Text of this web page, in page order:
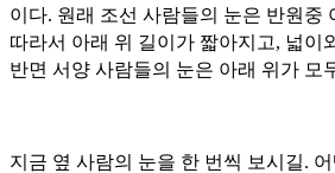
이다. 원래 조선 사람들의 눈은 반원중
따라서 아래 위 길이가 짧아지고, 넓이
반면 서양 사람들의 눈은 아래 위가 모
지금 옆 사람의 눈을 한 번씩 보시길.